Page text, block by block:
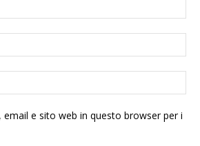
email e sito web in questo browser per i